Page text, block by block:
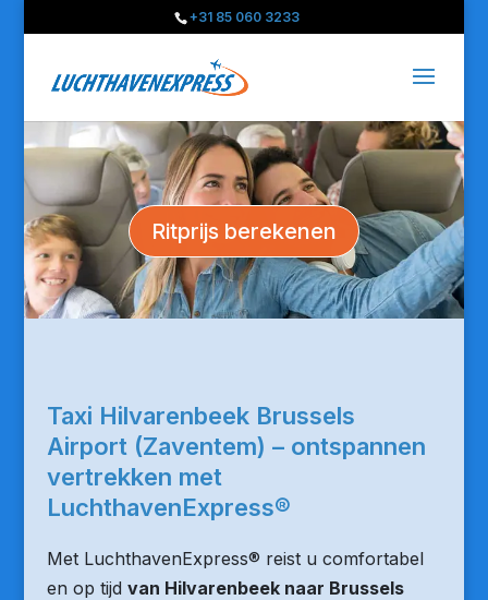
+31 85 060 3233
Ritprijs berekenen
Taxi Hilvarenbeek Brussels
Airport (Zaventem) – ontspannen
vertrekken met
LuchthavenExpress®
Met LuchthavenExpress® reist u comfortabel
en op tijd van Hilvarenbeek naar Brussels